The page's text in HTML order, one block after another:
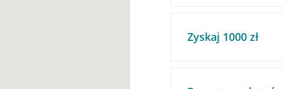
Zyskaj 1000 zł